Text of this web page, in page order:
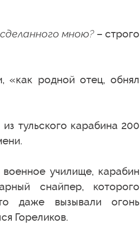
мною?– строго
«как родной отец, обнял
тульского карабина 200
училище, карабин
снайпер, которого
даже вызывали огонь
Гореликов.